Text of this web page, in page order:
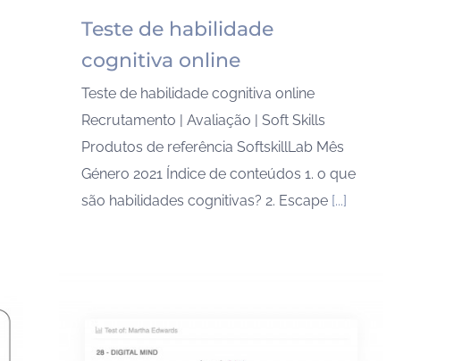
Teste de habilidade
cognitiva online
Teste de habilidade cognitiva online
Recrutamento | Avaliação | Soft Skills
Produtos de referência SoftskillLab Mês
Género 2021 Índice de conteúdos 1. o que
são habilidades cognitivas? 2. Escape [...]